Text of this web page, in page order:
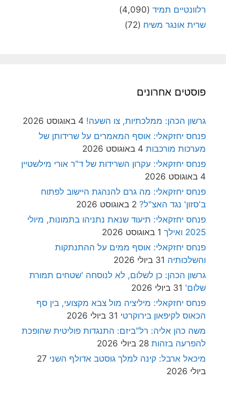
רלוונטיים תמיד (4,090)
שרית אונגר משיח (72)
פוסטים אחרונים
גרשון הכהן: ממלכתיות, צו השעה! 4 באוגוסט 2026
פנחס יחזקאלי: אוסף המאמרים על שרידותן של
מערכות מורכבות 4 באוגוסט 2026
פנחס יחזקאלי: עקרון השרידות של ד"ר אורי מילשטיין
4 באוגוסט 2026
פנחס יחזקאלי: מה גרם להנהגת היישוב לפתוח
ב'סזון' נגד האצ"ל? 2 באוגוסט 2026
פנחס יחזקאלי: תיעוד שנאת נתניהו בתמונות, מיולי
2025 ואילך
1 באוגוסט 2026
פנחס יחזקאלי: אוסף ממים על ההתנתקות
והשלכותיה 31 ביולי 2026
גרשון הכהן: כן לשלום, לא לנוסחה 'שטחים תמורת
שלום' 31 ביולי 2026
פנחס יחזקאלי: מיליציה מול צבא מקצועי, בין סף
הכאוס לקיפאון בירוקרטי 31 ביולי 2026
משה כהן אליה: רל"ביזם: התנגדות פוליטית שהופכת
להפרעה בזהות 28 ביולי 2026
מיכאל ארבל: קינה למלך גוסטב אדולף השני 27
ביולי 2026